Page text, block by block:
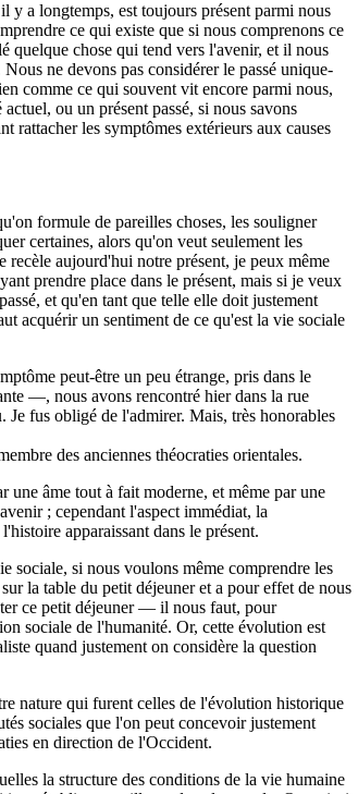
y a longtemps, est toujours présent parmi nous
ce qui existe que si nous comprenons ce
quelque chose qui tend vers l'avenir, et il nous
ne devons pas considérer le passé unique­
comme ce qui souvent vit encore parmi nous,
ou un présent passé, si nous savons
rattacher les symptômes extérieurs aux causes
formule de pareilles choses, les souligner
certaines, alors qu'on veut seulement les
recèle aujourd'hui notre présent, je peux même
prendre place dans le présent, mais si je veux
et qu'en tant que telle elle doit justement
acquérir un sentiment de ce qu'est la vie sociale
peut-être un peu étrange, pris dans le
—, nous avons ren­contré hier dans la rue
Je fus obligé de l'admirer. Mais, très honorables
des anciennes théocraties orientales.
une âme tout à fait moderne, et même par une
; cependant l'aspect immédiat, la
apparaissant dans le présent.
sociale, si nous voulons même comprendre les
la table du petit déjeuner et a pour effet de nous
ce petit déjeuner — il nous faut, pour
sociale de l'humanité. Or, cette évolution est
quand justement on considère la question
nature qui furent celles de l'évolution historique
sociales que l'on peut concevoir justement
en direction de l'Occident.
la structure des conditions de la vie humaine